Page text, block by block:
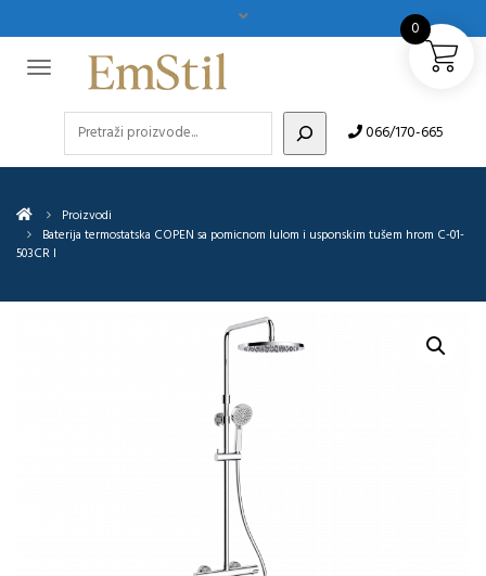
066/170-665
Proizvodi
Baterija termostatska COPEN sa pomicnom lulom i usponskim tušem hrom C-01-
503CR I
0